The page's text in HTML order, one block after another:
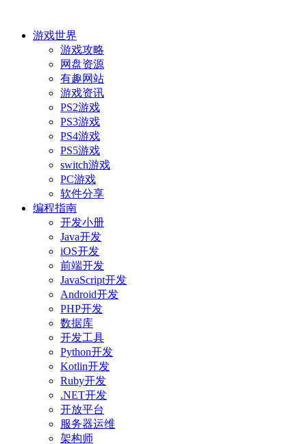
游戏世界
游戏攻略
网盘资源
有趣网站
游戏资讯
PS2游戏
PS3游戏
PS4游戏
PS5游戏
switch游戏
PC游戏
软件分享
编程指南
开发小册
Java开发
iOS开发
前端开发
JavaScript开发
Android开发
PHP开发
数据库
开发工具
Python开发
Kotlin开发
Ruby开发
.NET开发
开放平台
服务器运维
架构师